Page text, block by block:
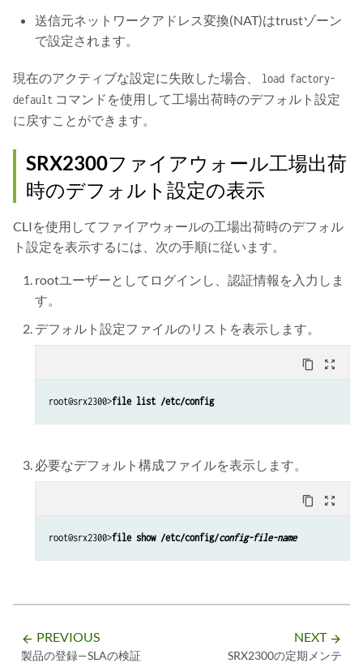
送信元ネットワークアドレス変換(NAT)はtrustゾーン
で設定されます。
現在のアクティブな設定に失敗した場合、
load factory-
default コマンドを使用して工場出荷時のデフォルト設定
に戻すことができます。
SRX2300ファイアウォール工場出荷
時のデフォルト設定の表示
CLIを使用してファイアウォールの工場出荷時のデフォル
ト設定を表示するには、次の手順に従います。
rootユーザーとしてログインし、認証情報を入力しま
す。
デフォルト設定ファイルのリストを表示します。
content_copy zoom_out_map
root@srx2300>file list /etc/config
必要なデフォルト構成ファイルを表示します。
content_copy zoom_out_map
root@srx2300>file show /etc/config/config-file-name
arrow_backward PREVIOUS
製品の登録—SLAの検証
NEXT arrow_forward
SRX2300の定期メンテ